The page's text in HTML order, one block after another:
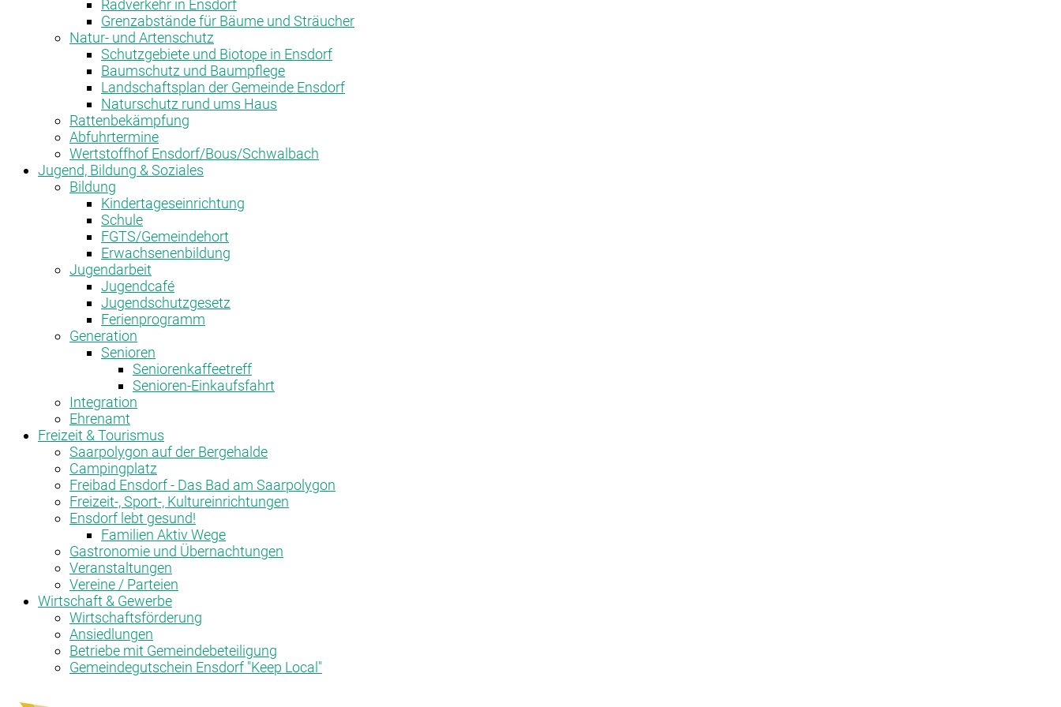
Radverkehr in Ensdorf
Grenzabstände für Bäume und Sträucher
Natur- und Artenschutz
Schutzgebiete und Biotope in Ensdorf
Baumschutz und Baumpflege
Landschaftsplan der Gemeinde Ensdorf
Naturschutz rund ums Haus
Rattenbekämpfung
Abfuhrtermine
Wertstoffhof Ensdorf/Bous/Schwalbach
Jugend, Bildung & Soziales
Bildung
Kindertageseinrichtung
Schule
FGTS/Gemeindehort
Erwachsenenbildung
Jugendarbeit
Jugendcafé
Jugendschutzgesetz
Ferienprogramm
Generation
Senioren
Seniorenkaffeetreff
Senioren-Einkaufsfahrt
Integration
Ehrenamt
Freizeit & Tourismus
Saarpolygon auf der Bergehalde
Campingplatz
Freibad Ensdorf - Das Bad am Saarpolygon
Freizeit-, Sport-, Kultureinrichtungen
Ensdorf lebt gesund!
Familien Aktiv Wege
Gastronomie und Übernachtungen
Veranstaltungen
Vereine / Parteien
Wirtschaft & Gewerbe
Wirtschaftsförderung
Ansiedlungen
Betriebe mit Gemeindebeteiligung
Gemeindegutschein Ensdorf "Keep Local"